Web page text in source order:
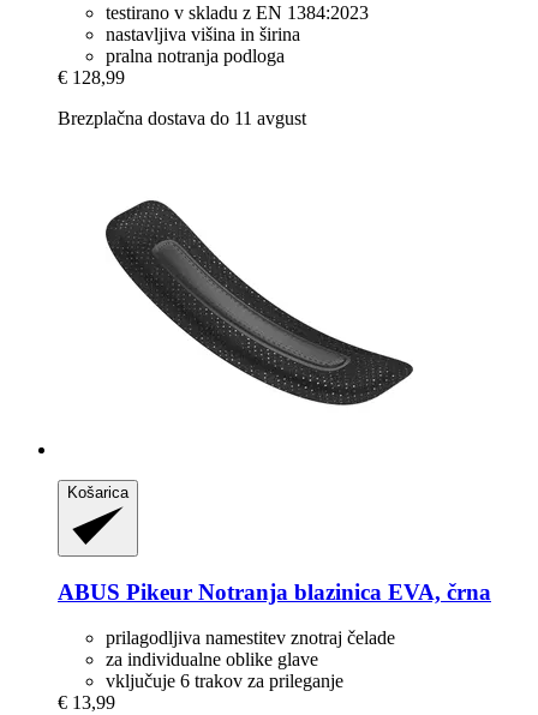
testirano v skladu z EN 1384:2023
nastavljiva višina in širina
pralna notranja podloga
€ 128,99
Brezplačna dostava do 11 avgust
Košarica
ABUS Pikeur Notranja blazinica EVA, črna
prilagodljiva namestitev znotraj čelade
za individualne oblike glave
vključuje 6 trakov za prileganje
€ 13,99